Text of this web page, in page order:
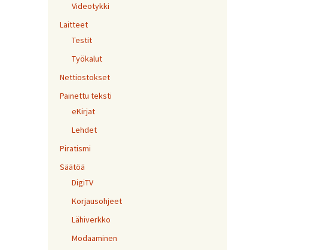
Videotykki
Laitteet
Testit
Työkalut
Nettiostokset
Painettu teksti
eKirjat
Lehdet
Piratismi
Säätöä
DigiTV
Korjausohjeet
Lähiverkko
Modaaminen